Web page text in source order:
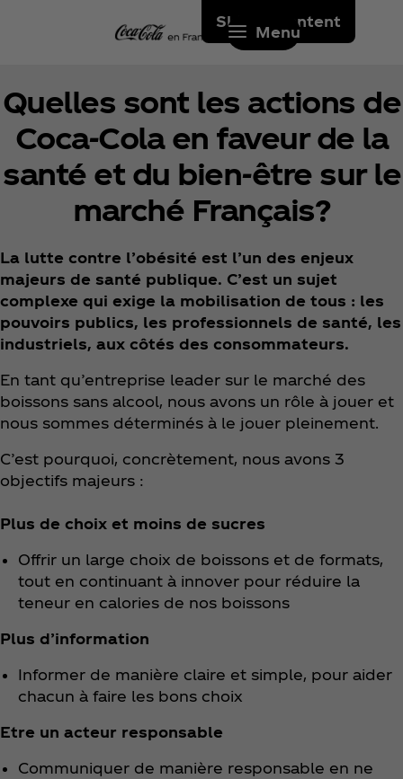
Skip to content
Menu
Quelles sont les actions de
Coca‑Cola en faveur de la
santé et du bien-être sur le
marché Français?
La lutte contre l’obésité est l’un des enjeux
majeurs de santé publique. C’est un sujet
complexe qui exige la mobilisation de tous : les
pouvoirs publics, les professionnels de santé, les
industriels, aux côtés des consommateurs.
En tant qu’entreprise leader sur le marché des
boissons sans alcool, nous avons un rôle à jouer et
nous sommes déterminés à le jouer pleinement.
C’est pourquoi, concrètement, nous avons 3
objectifs majeurs :
Plus de choix et moins de sucres
Offrir un large choix de boissons et de formats,
tout en continuant à innover pour réduire la
teneur en calories de nos boissons
Plus d’information
Informer de manière claire et simple, pour aider
chacun à faire les bons choix
Etre un acteur responsable
Communiquer de manière responsable en ne